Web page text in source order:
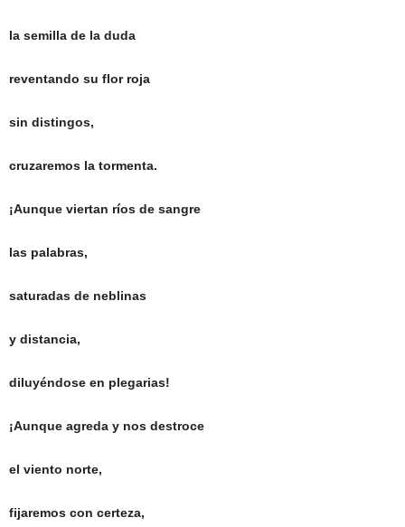
la semilla de la duda
reventando su flor roja
sin distingos,
cruzaremos la tormenta.
¡Aunque viertan ríos de sangre
las palabras,
saturadas de neblinas
y distancia,
diluyéndose en plegarias!
¡Aunque agreda y nos destroce
el viento norte,
fijaremos con certeza,